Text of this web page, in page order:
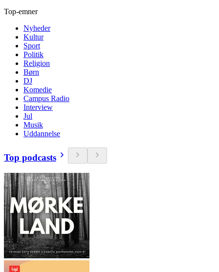
Top-emner
Nyheder
Kultur
Sport
Politik
Religion
Børn
DJ
Komedie
Campus Radio
Interview
Jul
Musik
Uddannelse
Top podcasts